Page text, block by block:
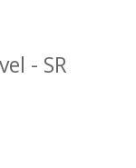
- SR